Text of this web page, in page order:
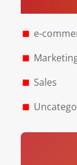
e-
Sales